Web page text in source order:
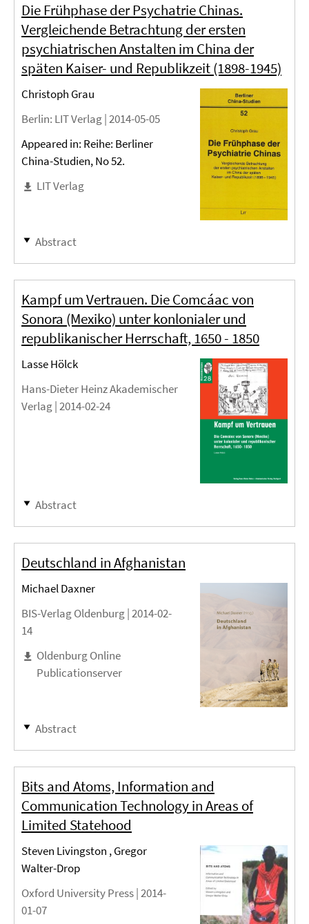
Die Frühphase der Psychatrie Chinas.
Vergleichende Betrachtung der ersten
psychiatrischen Anstalten im China der
späten Kaiser- und Republikzeit (1898-1945)
Christoph Grau
Berlin: LIT Verlag |2014-05-05
Appeared in: Reihe: Berliner
China-Studien, No 52.
LIT Verlag
Abstract
Kampf um Vertrauen. Die Comcáac von
Sonora (Mexiko) unter konlonialer und
republikanischer Herrschaft, 1650 - 1850
Lasse Hölck
Hans-Dieter Heinz Akademischer
Verlag |2014-02-24
Abstract
Deutschland in Afghanistan
Michael Daxner
BIS-Verlag Oldenburg |2014-02-
14
Oldenburg Online
Publicationserver
Abstract
Bits and Atoms, Information and
Communication Technology in Areas of
Limited Statehood
Steven Livingston , Gregor
Walter-Drop
Oxford University Press |2014-
01-07